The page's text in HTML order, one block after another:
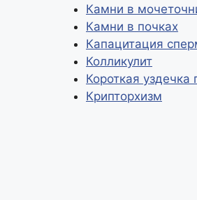
Камни в
Камни в почках
Капацитация
Колликулит
Короткая уздечка
Крипторхизм